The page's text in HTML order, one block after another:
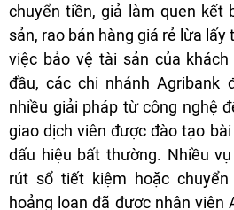
chuyển tiền, giả làm quen kết
sản, rao bán hàng giá rẻ lừa lấy
việc bảo vệ tài sản của
đầu, các chi nhánh Agribank
nhiều giải pháp từ công nghệ
giao dịch viên được đào tạo
dấu hiệu bất thường. Nhiều
rút sổ tiết kiệm hoặc
hoảng loạn đã được nhân viên